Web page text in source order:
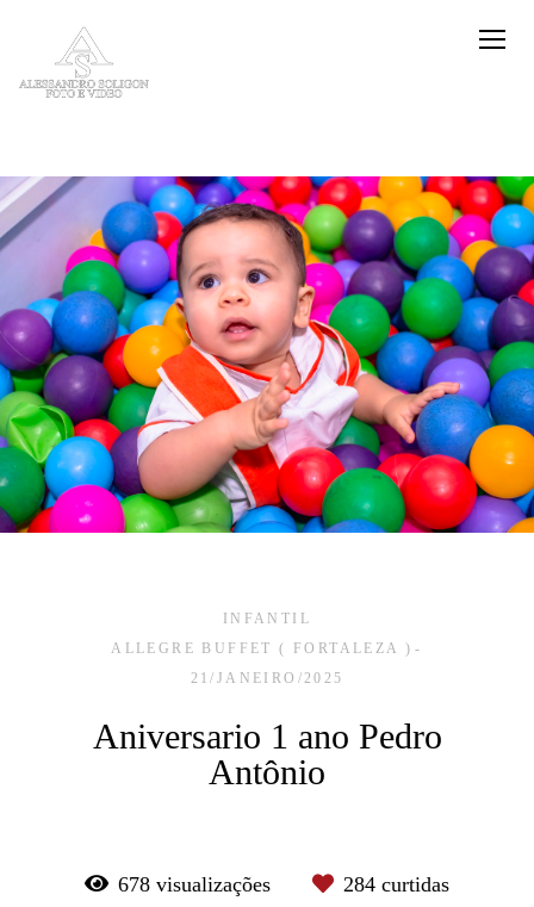
INFANTIL
ALLEGRE BUFFET ( FORTALEZA )
21/JANEIRO/2025
Aniversario 1 ano Pedro
Antônio
678 visualizações 284 curtidas